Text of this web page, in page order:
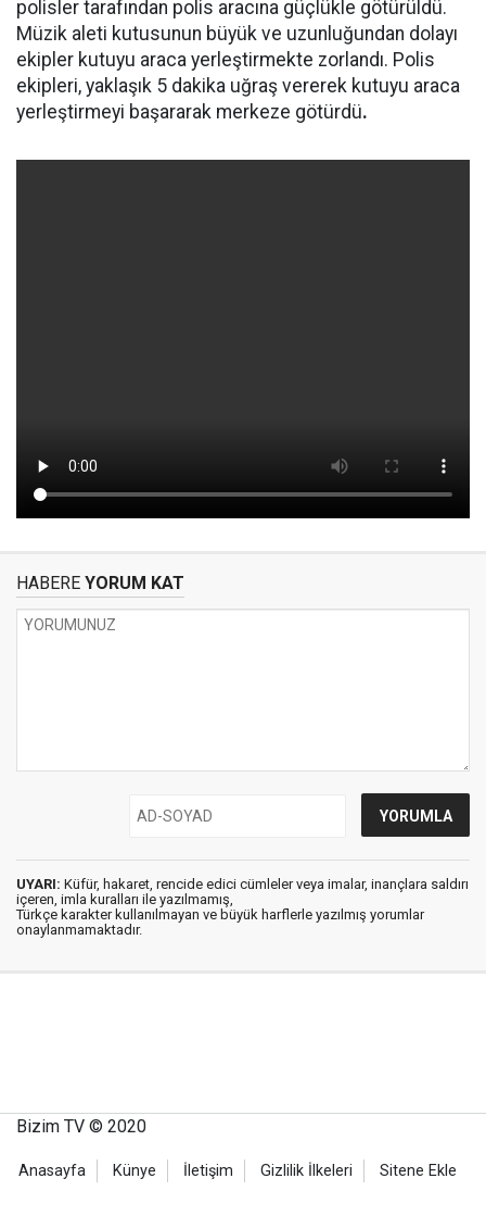
polisler tarafından polis aracına güçlükle götürüldü.
Müzik aleti kutusunun büyük ve uzunluğundan dolayı
ekipler kutuyu araca yerleştirmekte zorlandı. Polis
ekipleri, yaklaşık 5 dakika uğraş vererek kutuyu araca
yerleştirmeyi başararak merkeze götürdü.
HABERE YORUM KAT
UYARI: Küfür, hakaret, rencide edici cümleler veya imalar, inançlara saldırı
içeren, imla kuralları ile yazılmamış,
Türkçe karakter kullanılmayan ve büyük harflerle yazılmış yorumlar
onaylanmamaktadır.
Bizim TV © 2020
Anasayfa Künye İletişim Gizlilik İlkeleri Sitene Ekle